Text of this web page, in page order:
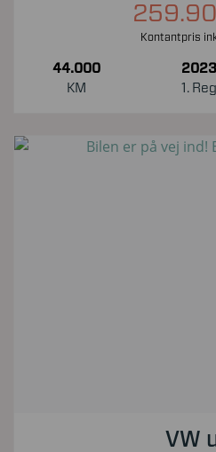
Kontantpris
44.000
KM
2023
1. Reg
VW